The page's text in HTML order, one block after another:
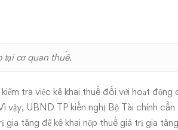
tại cơ quan thuế.
tra việc kê khai thuế đối với hoạt động
vậy, UBND TP kiến nghị Bộ Tài chính
tăng để kê khai nộp thuế giá trị gia